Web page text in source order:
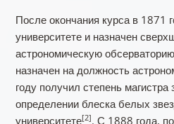
После окончания курса в 1871
университете и назначен
астрономическую
назначен на должность
году получил степень
определении блеска белых
университете[2]. С 1888 года,